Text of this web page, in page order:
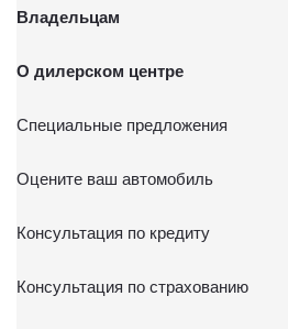
Владельцам
О дилерском центре
Специальные предложения
Оцените ваш автомобиль
Консультация по кредиту
Консультация по страхованию